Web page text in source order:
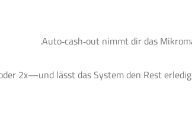
Auto‑cash‑out nimmt dir das
2x—und lässt das System den Rest